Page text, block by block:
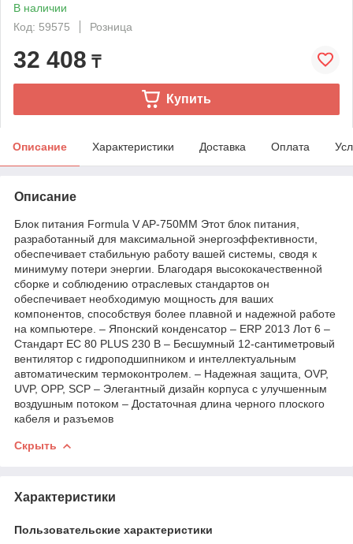
В наличии
Код: 59575
Розница
32 408 ₸
Купить
Описание Характеристики Доставка Оплата
Описание
Блок питания Formula V AP-750MM Этот блок питания,
разработанный для максимальной энергоэффективности,
обеспечивает стабильную работу вашей системы, сводя к
минимуму потери энергии. Благодаря высококачественной
сборке и соблюдению отраслевых стандартов он
обеспечивает необходимую мощность для ваших
компонентов, способствуя более плавной и надежной работе
на компьютере. – Японский конденсатор – ERP 2013 Лот 6 –
Стандарт ЕС 80 PLUS 230 В – Бесшумный 12-сантиметровый
вентилятор с гидроподшипником и интеллектуальным
автоматическим термоконтролем. – Надежная защита, OVP,
UVP, OPP, SCP – Элегантный дизайн корпуса с улучшенным
воздушным потоком – Достаточная длина черного плоского
кабеля и разъемов
Скрыть
Характеристики
Пользовательские характеристики